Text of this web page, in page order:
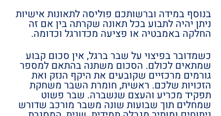
בנוסף במידה וברשותכם פוליסה לתאונות אישיות
ניתן יהיה לתבוע בכל תאונה שקרתה בין אם זה
החלקה באמבטיה או פציעה מכדורגל וכדומה.
כשמדובר בפיצוי על שבר ברגל, אין סכום קבוע
שמתאים לכולם. הסכום משתנה בהתאם למספר
גורמים מרכזיים שקובעים את היקף הנזק ואת
הזכויות שלכם. ראשית, חומרת השבר משחקת
תפקיד מכריע והעצם שנשברה. שבר פשוט
שמחלים תוך שבועות שונה משבר מורכב שדורש